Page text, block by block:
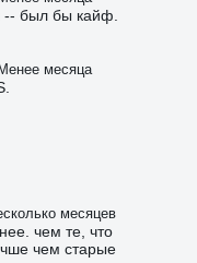
сильно потеют руки
сюрпризов. За счёт
все
просто
надевать. На кончиках
Вероятно, для улучшения
выскальзывало. Может
целые
был бы кайф.
месяца
месяцев
чем те, что
чем старые